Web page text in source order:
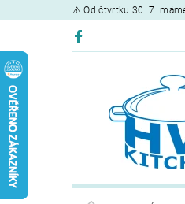
⚠️ Od čtvrtku 30. 7.